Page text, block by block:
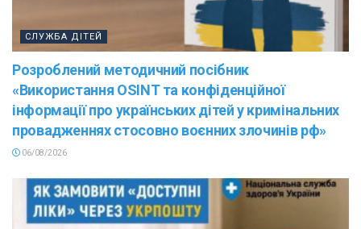
СЛУЖБА ДІТЕЙ
Розроблений методичний посібник
«Використання OSINT та конфіденційної
інформації про українських дітей у кримінальних
провадженнях стосовно воєнних злочинів рф»
06/08/2026